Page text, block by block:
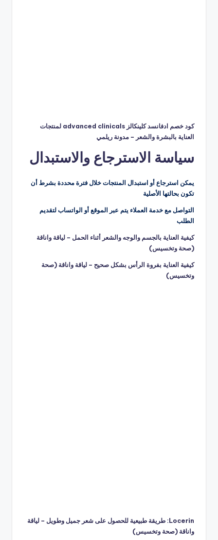
كود خصم ادفانسد كلينكالز advanced clinicals لمنتجات
العناية بالبشرة والشعر – مدونة ريلمي
سياسة الاسترجاع والاستبدال
يمكن استرجاع أو استبدال المنتجات خلال فترة محددة بشرط أن
تكون بحالتها الأصلية
التواصل مع خدمة العملاء يتم عبر الموقع أو الواتساب لتقديم
الطلب
كيفية العناية بالجسم والوجه والشعر أثناء الحمل – لياقة واناقة
(صحة وتخسيس)
كيفية العناية بفروة الرأس بشكل صحيح – لياقة واناقة (صحة
وتخسيس)
Locerin: طريقة طبيعية للحصول على شعر جميل وطويل – لياقة
واناقة (صحة وتخسيس)